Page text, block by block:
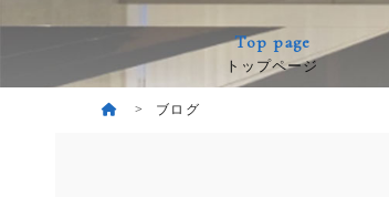
Top page
トップページ
ブログ